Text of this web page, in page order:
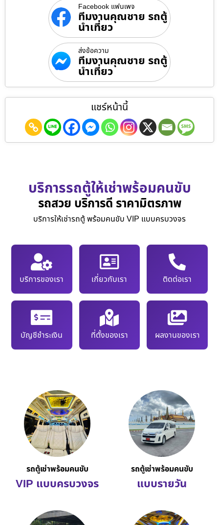
Facebook แฟนเพจ
ทีมงานคุณชาย รถตู้
นำเที่ยว
ส่งข้อความ
ทีมงานคุณชาย รถตู้
นำเที่ยว
แชร์หน้านี้
บริการรถตู้ให้เช่าพร้อมคนขับ
รถสวย บริการดี ราคามิตรภาพ
บริการให้เช่ารถตู้ พร้อมคนขับ VIP แบบครบวงจร
บริการของเรา เกี่ยวกับเรา ติดต่อเรา
บัญชีชำระเงิน ที่ตั้งของเรา ผลงานของเรา
รถตู้เช่าพร้อมคนขับ
VIP แบบครบวงจร
รถตู้เช่าพร้อมคนขับ
แบบรายวัน